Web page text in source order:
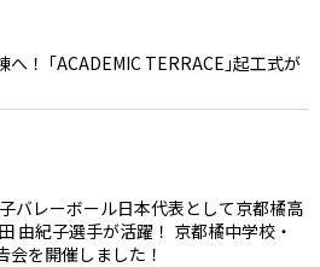
！ ｢ACADEMIC TERRACE｣起工式が
バレーボール日本代表として京都橘高
由紀子選手が活躍！ 京都橘中学校・
を開催しました！